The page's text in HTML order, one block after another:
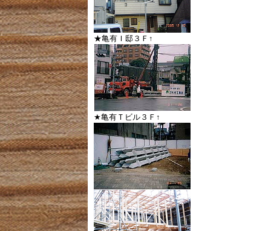
★亀有Ｉ邸３Ｆ↑
★亀有Ｔビル３Ｆ↑